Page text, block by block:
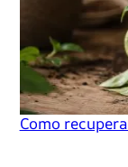
Como